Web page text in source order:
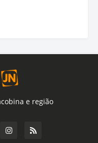
e região